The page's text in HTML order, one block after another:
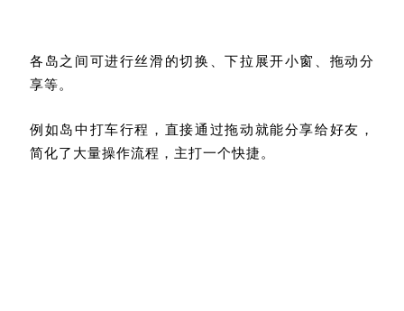
享等。
简化了大量操作流程，主打一个快捷。